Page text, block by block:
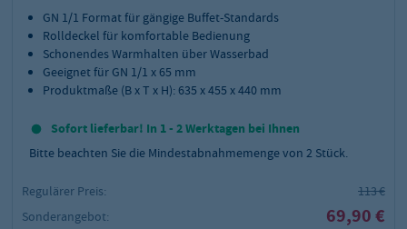
GN 1/1 Format für gängige Buffet-Standards
Rolldeckel für komfortable Bedienung
Schonendes Warmhalten über Wasserbad
Geeignet für GN 1/1 x 65 mm
Produktmaße (B x T x H): 635 x 455 x 440 mm
Sofort lieferbar! In 1 - 2 Werktagen bei Ihnen
Bitte beachten Sie die Mindestabnahmemenge von 2 Stück.
Regulärer Preis:
113 €
Sonderangebot:
69,90 €